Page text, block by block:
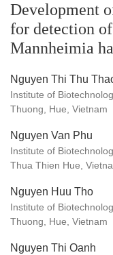
Development
for detection
Mannheimia
Nguyen Thi Thu
Institute of
Thuong, Hue, Vietnam
Nguyen Van Phu
Institute of
Thua Thien Hue,
Nguyen Huu Tho
Institute of
Thuong, Hue, Vietnam
Nguyen Thi Oanh